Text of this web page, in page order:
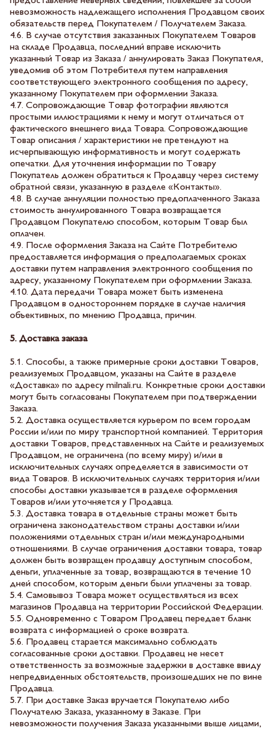
невозможность надлежащего исполнения Продавцом своих
обязательств перед Покупателем / Получателем Заказа.
4.6. В случае отсутствия заказанных Покупателем Товаров
на складе Продавца, последний вправе исключить
указанный Товар из Заказа / аннулировать Заказ Покупателя,
уведомив об этом Потребителя путем направления
соответствующего электронного сообщения по адресу,
указанному Покупателем при оформлении Заказа.
4.7. Сопровождающие Товар фотографии являются
простыми иллюстрациями к нему и могут отличаться от
фактического внешнего вида Товара. Сопровождающие
Товар описания / характеристики не претендуют на
исчерпывающую информативность и могут содержать
опечатки. Для уточнения информации по Товару
Покупатель должен обратиться к Продавцу через систему
обратной связи, указанную в разделе «Контакты».
4.8. В случае аннуляции полностью предоплаченного Заказа
стоимость аннулированного Товара возвращается
Продавцом Покупателю способом, которым Товар был
оплачен.
4.9. После оформления Заказа на Сайте Потребителю
предоставляется информация о предполагаемых сроках
доставки путем направления электронного сообщения по
адресу, указанному Покупателем при оформлении Заказа.
4.10. Дата передачи Товара может быть изменена
Продавцом в одностороннем порядке в случае наличия
объективных, по мнению Продавца, причин.
5. Доставка заказа
5.1. Способы, а также примерные сроки доставки Товаров,
реализуемых Продавцом, указаны на Сайте в разделе
«Доставка» по адресу milnali.ru. Конкретные сроки доставки
могут быть согласованы Покупателем при подтверждении
Заказа.
5.2. Доставка осуществляется курьером по всем городам
России и/или по миру транспортной компанией. Территория
доставки Товаров, представленных на Сайте и реализуемых
Продавцом, не ограничена (по всему миру) и/или в
исключительных случаях определяется в зависимости от
вида Товаров. В исключительных случаях территория и/или
способы доставки указывается в разделе оформления
Товаров и/или уточняется у Продавца.
5.3. Доставка товара в отдельные страны может быть
ограничена законодательством страны доставки и/или
положениями отдельных стран и/или международными
отношениями. В случае ограничения доставки товара, товар
должен быть возвращен продавцу доступным способом,
деньги, уплаченные за товар, возвращаются в течение 10
дней способом, которым деньги были уплачены за товар.
5.4. Самовывоз Товара может осуществляться из всех
магазинов Продавца на территории Российской Федерации.
5.5. Одновременно с Товаром Продавец передает бланк
возврата с информацией о сроке возврата.
5.6. Продавец старается максимально соблюдать
согласованные сроки доставки. Продавец не несет
ответственность за возможные задержки в доставке ввиду
непредвиденных обстоятельств, произошедших не по вине
Продавца.
5.7. При доставке Заказ вручается Покупателю либо
Получателю Заказа, указанному в Заказе. При
невозможности получения Заказа указанными выше лицами,